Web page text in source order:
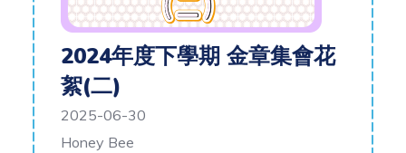
2024年度下學期 金章集會花
絮(二)
2025-06-30
Honey Bee